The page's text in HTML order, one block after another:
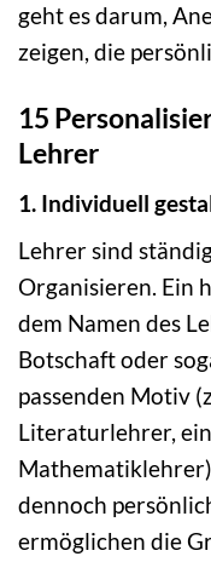
geht es darum,
zeigen, die
15
Lehrer
1. Individuell
Lehrer sind
Organisieren. Ein
dem Namen des
Botschaft oder
passenden Motiv
Literaturlehrer,
dennoch
ermöglichen die